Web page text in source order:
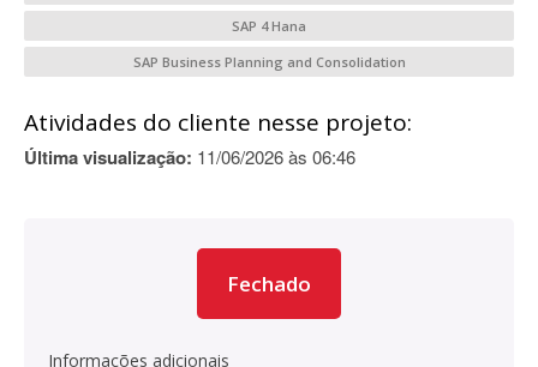
SAP 4 Hana
SAP Business Planning and Consolidation
Atividades do cliente nesse projeto:
Última visualização: 11/06/2026 às 06:46
Fechado
Informações adicionais